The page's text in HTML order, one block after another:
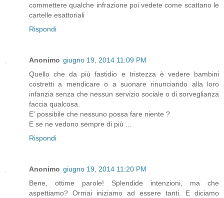
commettere qualche infrazione poi vedete come scattano le
cartelle esattoriali
Rispondi
Anonimo giugno 19, 2014 11:09 PM
Quello che da più fastidio e tristezza è vedere bambini
costretti a mendicare o a suonare rinunciando alla loro
infanzia senza che nessun servizio sociale o di sorveglianza
faccia qualcosa.
E' possibile che nessuno possa fare niente ?
E se ne vedono sempre di più ...
Rispondi
Anonimo giugno 19, 2014 11:20 PM
Bene, ottime parole! Splendide intenzioni, ma che
aspettiamo? Ormai iniziamo ad essere tanti. E diciamo